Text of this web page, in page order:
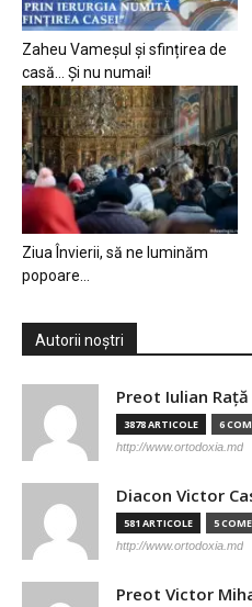
Zaheu Vameșul și sfințirea de
casă… Și nu numai!
Ziua Învierii, să ne luminăm
popoare…
Autorii noștri
Preot Iulian Raţă
3878 ARTICOLE 6
http://www.ortodoxia.md
Diacon Victor
581 ARTICOLE 5
http://www.ortodoxia.md
Preot Victor